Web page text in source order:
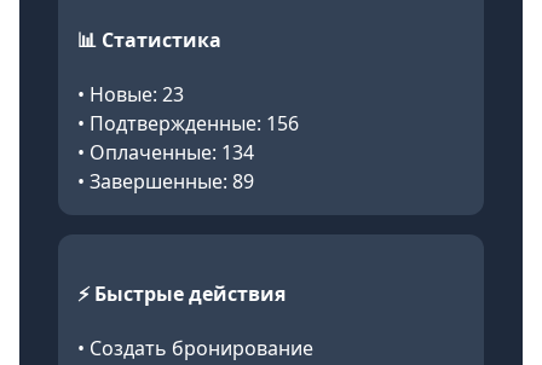
📊 Статистика
• Новые: 23
• Подтвержденные: 156
• Оплаченные: 134
• Завершенные: 89
⚡ Быстрые действия
• Создать бронирование